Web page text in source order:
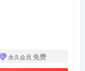
永久会员 免费